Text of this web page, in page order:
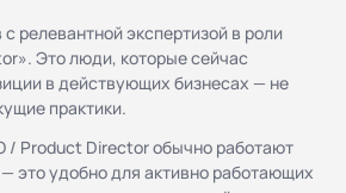
релевантной экспертизой в роли
Это люди, которые сейчас
в действующих бизнесах — не
практики.
/ Product Director обычно работают
это удобно для активно работающих
(NDA)
и обработки